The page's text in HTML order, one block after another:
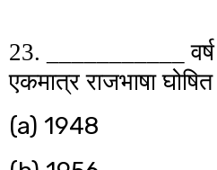
23. ___________
एकमात्र राजभाषा
(a) 1948